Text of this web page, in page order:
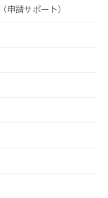
請サポート）